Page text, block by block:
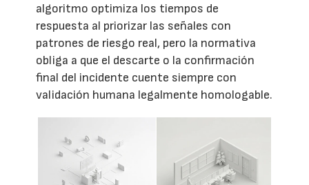
algoritmo optimiza los tiempos de
respuesta al priorizar las señales con
patrones de riesgo real, pero la normativa
obliga a que el descarte o la confirmación
final del incidente cuente siempre con
validación humana legalmente homologable.